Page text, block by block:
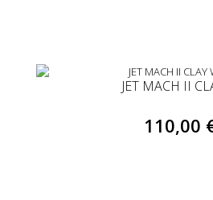
JET MACH II
110,00